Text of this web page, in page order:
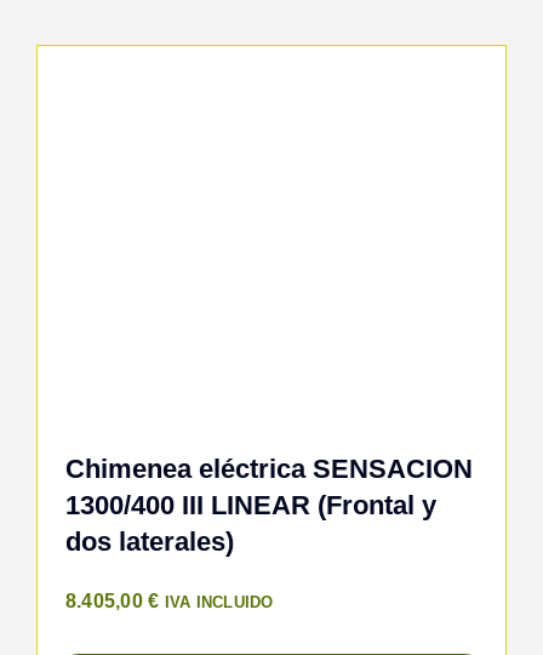
Chimenea eléctrica SENSACION
1300/400 III LINEAR (Frontal y
dos laterales)
8.405,00€ IVA INCLUIDO